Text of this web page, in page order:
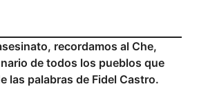
recordamos al Che,
de todos los pueblos que
las palabras de Fidel Castro.